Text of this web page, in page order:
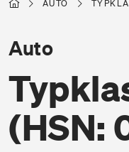
AUTO
(HSN:
Auto